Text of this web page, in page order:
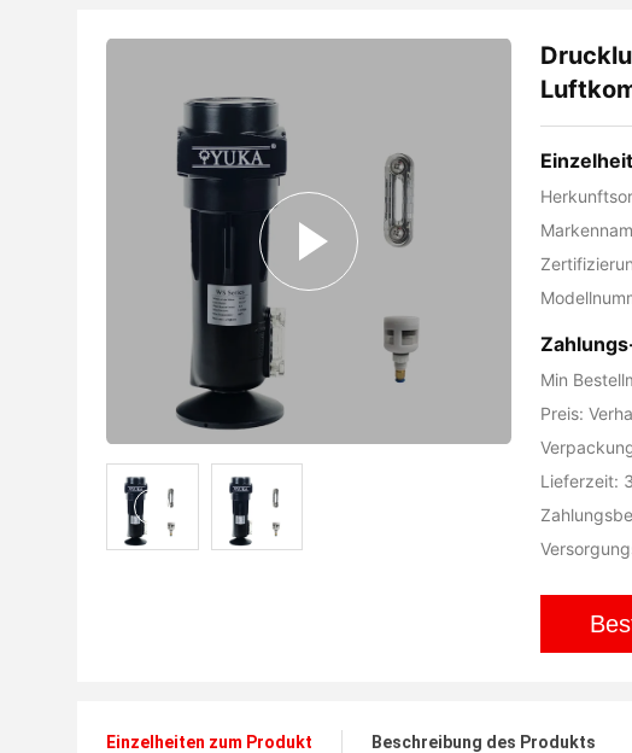
Min
Preis:
Lieferzeit:
Einzelheiten zum Produkt Beschreibung des Produkts